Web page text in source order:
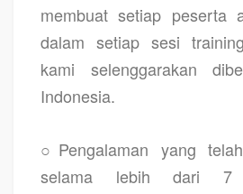
membuat setiap peserta
dalam setiap sesi
kami selenggarakan
Indonesia.
○Pengalaman yang
selama lebih dari 7